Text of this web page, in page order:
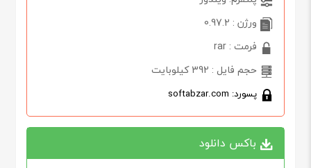
ورژن : 0.97.2
فرمت : rar
حجم فایل : 392 کیلوبایت
پسورد: softabzar.com
باکس دانلود